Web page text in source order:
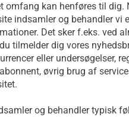
omfang kan henføres til dig.
indsamler og behandler vi
Det sker f.eks. ved
tilmelder dig vores
eller undersøgelser,
øvrig brug af
og behandler typisk